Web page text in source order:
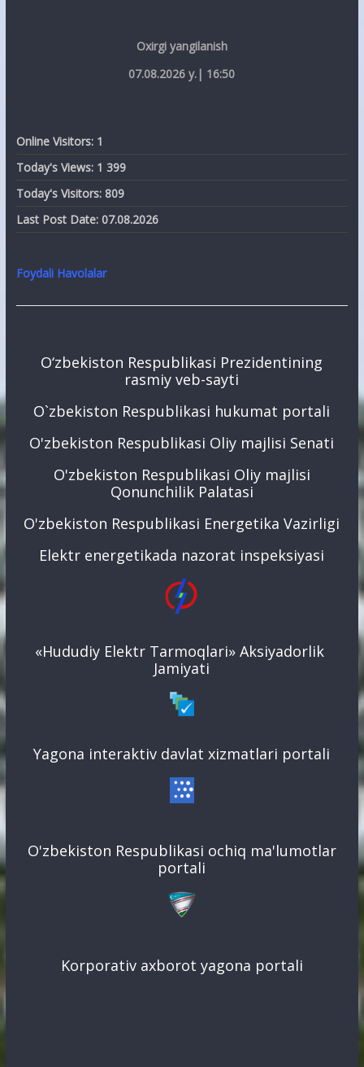
Oxirgi yangilanish
07.08.2026 y.| 16:50
Online Visitors: 1
Today's Views: 1 399
Today's Visitors: 809
Last Post Date: 07.08.2026
Foydali Havolalar
O‘zbekiston Respublikasi Prezidentining
rasmiy veb-sayti
O`zbekiston Respublikasi hukumat portali
O'zbekiston Respublikasi Oliy majlisi Senati
O'zbekiston Respublikasi Oliy majlisi
Qonunchilik Palatasi
O'zbekiston Respublikasi Energetika Vazirligi
Elektr energetikada nazorat inspeksiyasi
«Hududiy Elektr Tarmoqlari» Aksiyadorlik
Jamiyati
Yagona interaktiv davlat xizmatlari portali
O'zbekiston Respublikasi ochiq ma'lumotlar
portali
Korporativ axborot yagona portali